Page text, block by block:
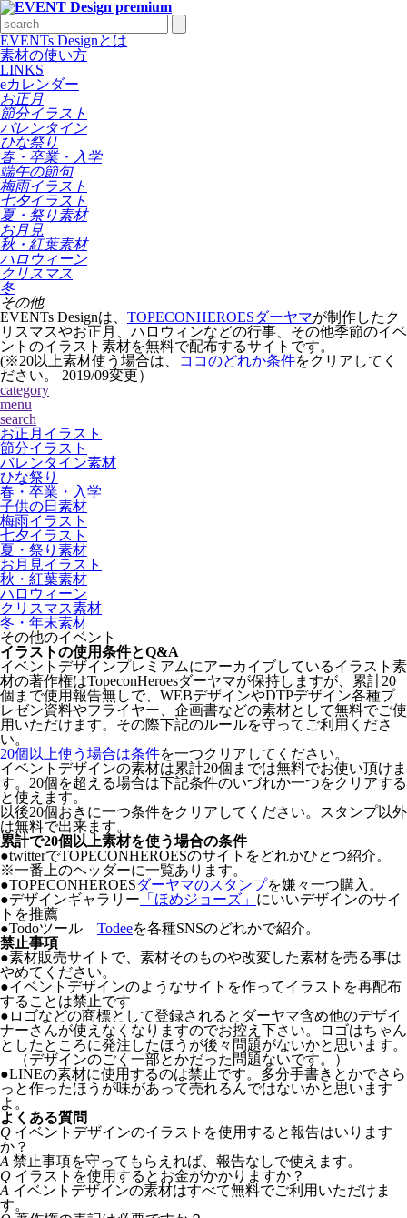
EVENTs Designとは
素材の使い方
LINKS
eカレンダー
お正月
節分イラスト
バレンタイン
ひな祭り
春・卒業・入学
端午の節句
梅雨イラスト
七夕イラスト
夏・祭り素材
お月見
秋・紅葉素材
ハロウィーン
クリスマス
冬
その他
EVENTs Designは、 TOPECONHEROESダーヤマが制作したク
リスマスやお正月、ハロウィンなどの行事、その他季節のイベ
ントのイラスト素材を無料で配布するサイトです。
(※20以上素材使う場合は、
ココのどれか条件をクリアしてく
ださい。 2019/09変更）
category
menu
search
お正月イラスト
節分イラスト
バレンタイン素材
ひな祭り
春・卒業・入学
子供の日素材
梅雨イラスト
七夕イラスト
夏・祭り素材
お月見イラスト
秋・紅葉素材
ハロウィーン
クリスマス素材
冬・年末素材
その他のイベント
イラストの使用条件とQ&A
イベントデザインプレミアムにアーカイブしているイラスト素
材の著作権はTopeconHeroesダーヤマが保持しますが、累計20
個まで使用報告無しで、WEBデザインやDTPデザイン各種プ
レゼン資料やフライヤー、企画書などの素材として無料でご使
用いただけます。その際下記のルールを守ってご利用くださ
い。
20個以上使う場合は条件を一つクリアしてください。
イベントデザインの素材は累計20個までは無料でお使い頂けま
す。20個を超える場合は下記条件のいづれか一つをクリアする
と使えます。
以後20個おきに一つ条件をクリアしてください。スタンプ以外
は無料で出来ます。
累計で20個以上素材を使う場合の条件
●twitterでTOPECONHEROESのサイトをどれかひとつ紹介。
※一番上のヘッダーに一覧あります。
●TOPECONHEROESダーヤマのスタンプを嫌々一つ購入。
●デザインギャラリー 「ほめジョーズ」 にいいデザインのサイ
トを推薦
●Todoツール Todeeを各種SNSのどれかで紹介。
禁止事項
●素材販売サイトで、素材そのものや改変した素材を売る事は
やめてください。
●イベントデザインのようなサイトを作ってイラストを再配布
することは禁止です
● ロゴなどの商標として登録されるとダーヤマ含め他のデザイ
ナーさんが使えなくなりますのでお控え下さい。ロゴはちゃん
としたところに発注したほうが後々問題がないかと思います。
（デザインのごく一部とかだった問題ないです。）
●LINEの素材に使用するのは禁止です。多分手書きとかでさら
っと作ったほうが味があって売れるんではないかと思います
よ。
よくある質問
Q イベントデザインのイラストを使用すると報告はいります
か？
A 禁止事項を守ってもらえれば、報告なしで使えます。
Q イラストを使用するとお金がかかりますか？
A イベントデザインの素材はすべて無料でご利用いただけま
す。